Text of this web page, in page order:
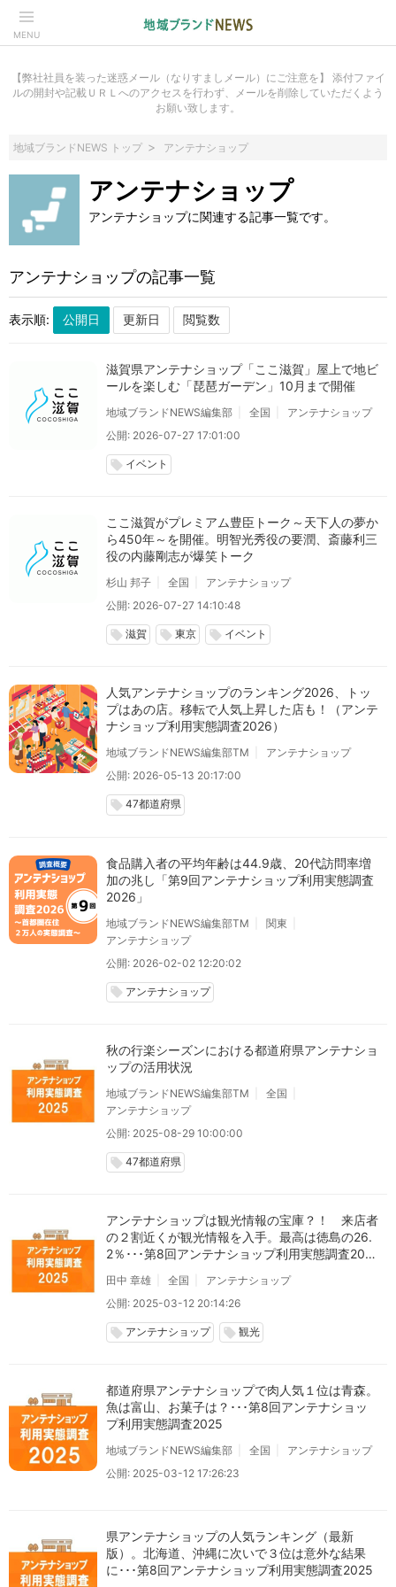
MENU
【弊社社員を装った迷惑メール（なりすましメール）にご注意を】 添付ファイ
ルの開封や記載ＵＲＬへのアクセスを行わず、メールを削除していただくよう
お願い致します。
地域ブランドNEWS トップ アンテナショップ
アンテナショップ
アンテナショップに関連する記事一覧です。
アンテナショップの記事一覧
表示順:
滋賀県アンテナショップ「ここ滋賀」屋上で地ビ
ールを楽しむ「琵琶ガーデン」10月まで開催
地域ブランドNEWS編集部 全国
アンテナショップ
公開: 2026-07-27 17:01:00
local_offer イベント
ここ滋賀がプレミアム豊臣トーク～天下人の夢か
ら450年～を開催。明智光秀役の要潤、斎藤利三
役の内藤剛志が爆笑トーク
杉山 邦子 全国
アンテナショップ
公開: 2026-07-27 14:10:48
local_offer 滋賀 local_offer 東京 local_offer イベント
人気アンテナショップのランキング2026、トッ
プはあの店。移転で人気上昇した店も！（アンテ
ナショップ利用実態調査2026）
地域ブランドNEWS編集部TM
アンテナショップ
公開: 2026-05-13 20:17:00
local_offer 47都道府県
食品購入者の平均年齢は44.9歳、20代訪問率増
加の兆し「第9回アンテナショップ利用実態調査
2026」
地域ブランドNEWS編集部TM
関東
アンテナショップ
公開: 2026-02-02 12:20:02
local_offer アンテナショップ
秋の行楽シーズンにおける都道府県アンテナショ
ップの活用状況
地域ブランドNEWS編集部TM
全国
アンテナショップ
公開: 2025-08-29 10:00:00
local_offer 47都道府県
アンテナショップは観光情報の宝庫？！ 来店者
の２割近くが観光情報を入手。最高は徳島の26.
2％･･･第8回アンテナショップ利用実態調査202
田中 章雄 全国
アンテナショップ
公開: 2025-03-12 20:14:26
local_offer アンテナショップ local_offer 観光
都道府県アンテナショップで肉人気１位は青森。
魚は富山、お菓子は？･･･第8回アンテナショッ
プ利用実態調査2025
地域ブランドNEWS編集部 全国
アンテナショップ
公開: 2025-03-12 17:26:23
県アンテナショップの人気ランキング（最新
版）。北海道、沖縄に次いで３位は意外な結果
に･･･第8回アンテナショップ利用実態調査2025